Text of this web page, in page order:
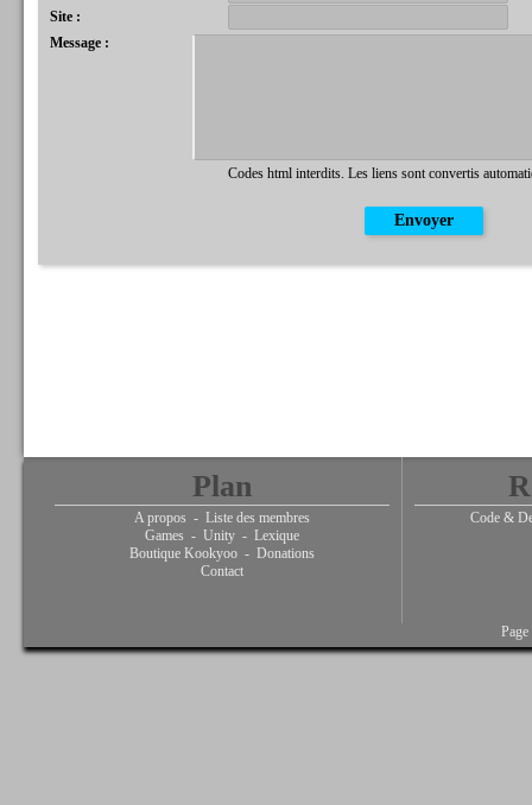
Site :
Message :
Codes html interdits. Les liens sont convertis
Plan
A propos - Liste des membres
Games - Unity - Lexique
Boutique Kookyoo - Donations
Contact
Code &